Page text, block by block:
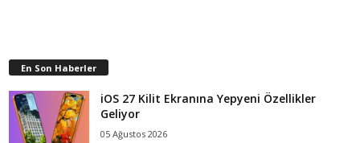
En Son Haberler
iOS 27 Kilit Ekranına Yepyeni Özellikler
Geliyor
05 Ağustos 2026